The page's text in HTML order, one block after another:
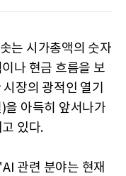
는 시가총액의 숫자
나 현금 흐름을 보
장의 광적인 열기
을 아득히 앞서나가
있다.
관련 분야는 현재